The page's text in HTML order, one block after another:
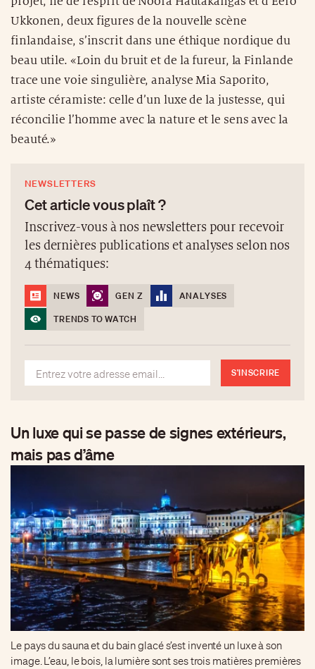
Ukkonen, deux figures de la nouvelle scène
finlandaise, s’inscrit dans une éthique nordique du
beau utile. «Loin du bruit et de la fureur, la Finlande
trace une voie singulière, analyse Mia Saporito,
artiste céramiste: celle d’un luxe de la justesse, qui
réconcilie l’homme avec la nature et le sens avec la
beauté.»
NEWSLETTERS
Cet article vous plaît ?
Inscrivez-vous à nos newsletters pour recevoir
les dernières publications et analyses selon nos
4 thématiques:
NEWS GEN Z
ANALYSES
TRENDS TO WATCH
S'INSCRIRE
Un luxe qui se passe de signes extérieurs,
mais pas d’âme
Le pays du sauna et du bain glacé s’est inventé un luxe à son
image. L’eau, le bois, la lumière sont ses trois matières premières